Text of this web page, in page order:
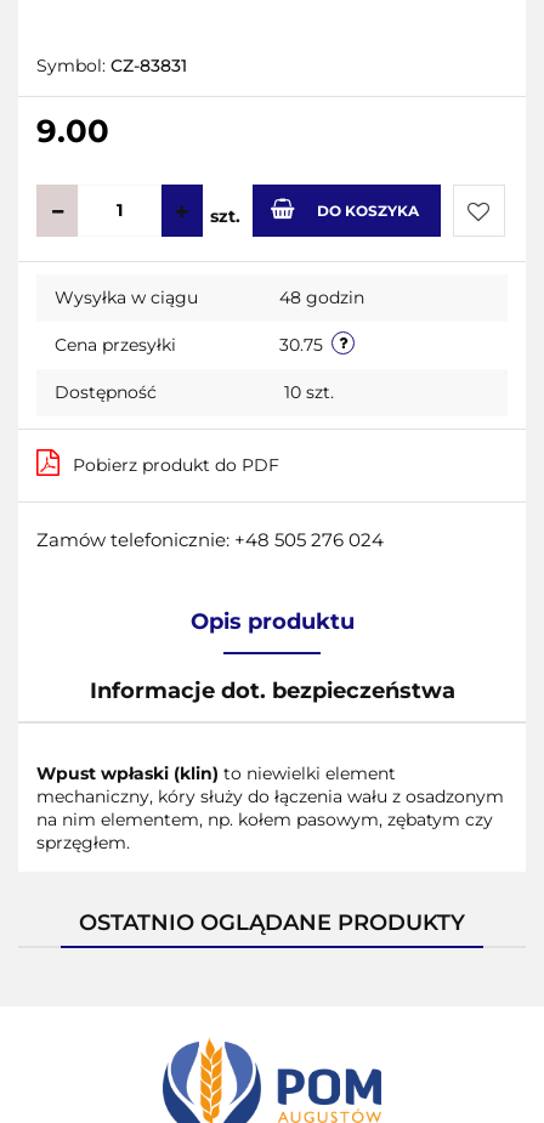
Symbol: CZ-83831
9.00
szt. DO KOSZYKA
Do
Wysyłka w ciągu 48 godzin
Cena przesyłki 30.75
Dostępność 10 szt.
Pobierz produkt do PDF
Zamów telefonicznie: +48 505 276 024
Opis produktu
Informacje dot. bezpieczeństwa
Wpust wpłaski (klin) to niewielki element
mechaniczny, kóry służy do łączenia wału z osadzonym
na nim elementem, np. kołem pasowym, zębatym czy
sprzęgłem.
OSTATNIO OGLĄDANE PRODUKTY